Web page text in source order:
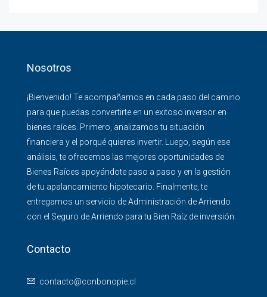
Nosotros
¡Bienvenido! Te acompañamos en cada paso del camino
para que puedas convertirte en un exitoso inversor en
bienes raíces. Primero, analizamos tu situación
financiera y el porqué quieres invertir. Luego, según ese
análisis, te ofrecemos las mejores oportunidades de
Bienes Raíces apoyándote paso a paso y en la gestión
de tu apalancamiento hipotecario. Finalmente, te
entregamos un servicio de Administración de Arriendo
con el Seguro de Arriendo para tu Bien Raíz de inversión.
Contacto
contacto@conbonopie.cl